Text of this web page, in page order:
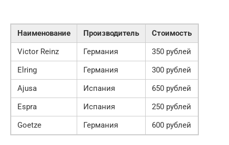
Наименование Производитель
Стоимость
Victor Reinz
Германия
350 рублей
Elring
Германия
300 рублей
Ajusa
Испания
650 рублей
Espra
Испания
250 рублей
Goetze
Германия 600 рублей